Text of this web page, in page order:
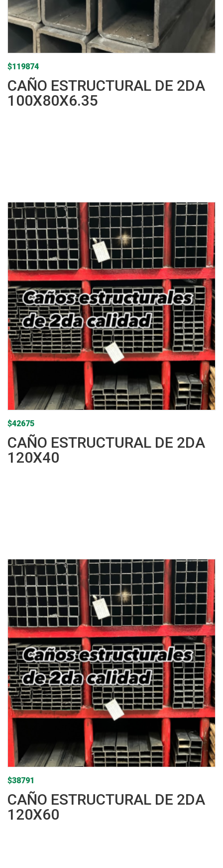
CAÑO ESTRUCTURAL DE 2DA
100X80X6.35
$119874
CAÑO ESTRUCTURAL DE 2DA
120X40
$42675
CAÑO ESTRUCTURAL DE 2DA
120X60
$38791